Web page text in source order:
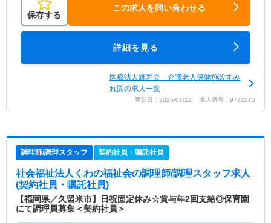
保存する
この求人を問い合わせる
詳細を見る
医療法人輝寿会 介護老人保健施設すみ
れ園の求人一覧
更新日：2025/01/12 求人番号：9772175
調理師/調理スタッフ 契約社員・嘱託社員
社会福祉法人くわの福祉会の調理師/調理スタッフ求人
(契約社員・嘱託社員)
【福岡県／久留米市】日祝固定休み☆賞与年2回支給◎保育園
にて調理員募集＜契約社員＞